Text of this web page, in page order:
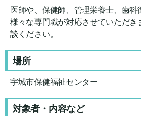
医師や、保健師、管理栄養士、歯
様々な専門職が対応させていただき
談ください。
場所
宇城市保健福祉センター
対象者・内容など